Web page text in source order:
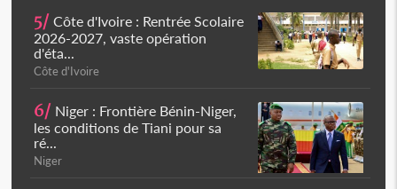
5/ Côte d'Ivoire : Rentrée Scolaire
2026-2027, vaste opération
d'éta...
Côte d'Ivoire
6/ Niger : Frontière Bénin-Niger,
les conditions de Tiani pour sa
ré...
Niger